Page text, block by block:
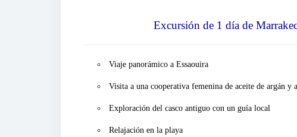
Excursión de 1 día de
Viaje panorámico a Essaouira
Visita a una cooperativa femenina de aceite de argán y
Exploración del casco antiguo con un guía local
Relajación en la playa